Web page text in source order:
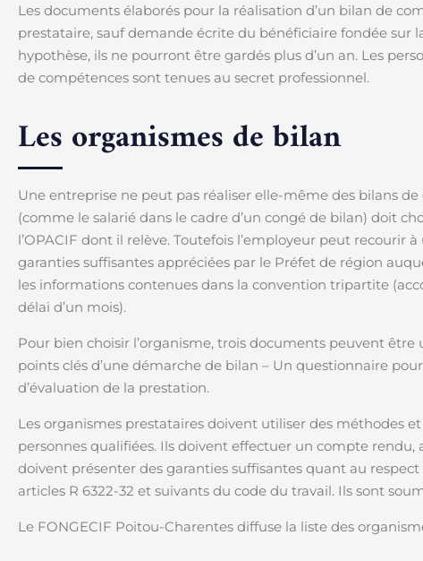
Les documents élaborés pour la réalisation d’un bilan de
prestataire, sauf demande écrite du bénéficiaire fondée sur
hypothèse, ils ne pourront être gardés plus d’un an. Les
de compétences sont tenues au secret professionnel.
Les organismes de bilan
Une entreprise ne peut pas réaliser elle-même des bilans de
(comme le salarié dans le cadre d’un congé de bilan) doit
l’OPACIF dont il relève. Toutefois l’employeur peut recourir
garanties suffisantes appréciées par le Préfet de région
les informations contenues dans la convention tripartite
délai d’un mois).
Pour bien choisir l’organisme, trois documents peuvent
points clés d’une démarche de bilan – Un questionnaire
d’évaluation de la prestation.
Les organismes prestataires doivent utiliser des méthodes
personnes qualifiées. Ils doivent effectuer un compte
doivent présenter des garanties suffisantes quant au
articles R 6322-32 et suivants du code du travail. Ils sont
Le FONGECIF Poitou-Charentes diffuse la liste des